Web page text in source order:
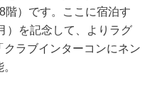
階）です。ここに宿泊す
）を記念して、よりラグ
ラブインターコンにネン